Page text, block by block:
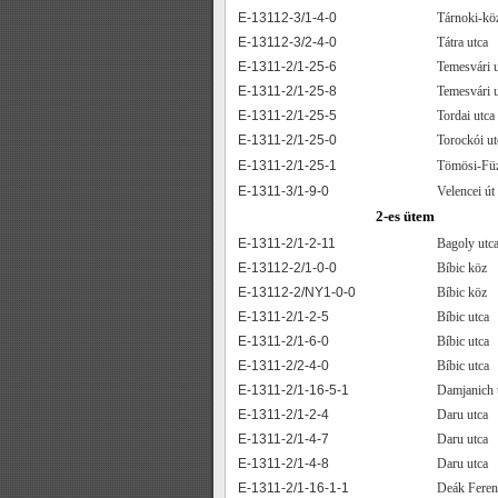
E-13112-3/1-4-0
Tárnoki-
E-13112-3/2-4-0
Tátra utca
E-1311-2/1-25-6
Temesvári
E-1311-2/1-25-8
Temesvári
E-1311-2/1-25-5
Tordai utca
E-1311-2/1-25-0
Torockói
E-1311-2/1-25-1
Tömösi-
E-1311-3/1-9-0
Velencei út
2-es ütem
E-1311-2/1-2-11
Bagoly utca
E-13112-2/1-0-0
Bíbic köz
E-13112-2/NY1-0-0
Bíbic köz
E-1311-2/1-2-5
Bíbic utca
E-1311-2/1-6-0
Bíbic utca
E-1311-2/2-4-0
Bíbic utca
E-1311-2/1-16-5-1
Damjanich
E-1311-2/1-2-4
Daru utca
E-1311-2/1-4-7
Daru utca
E-1311-2/1-4-8
Daru utca
E-1311-2/1-16-1-1
Deák